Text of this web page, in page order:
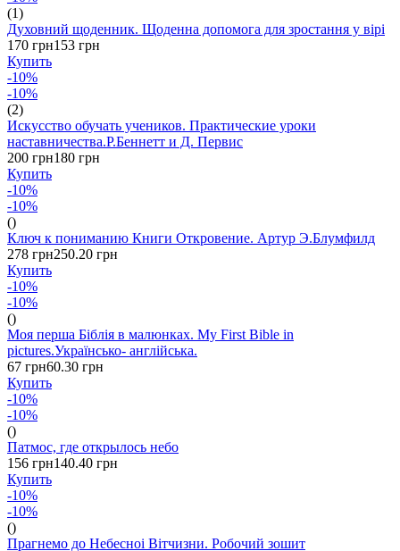
(1)
Духовний щоденник. Щоденна допомога для зростання у вірі
170 грн153 грн
Купить
-10%
-10%
(2)
Искусство обучать учеников. Практические уроки
наставничества.Р.Беннетт и Д. Первис
200 грн180 грн
Купить
-10%
-10%
()
Ключ к пониманию Книги Откровение. Артур Э.Блумфилд
278 грн250.20 грн
Купить
-10%
-10%
()
Моя перша Біблія в малюнках. My First Bible in
pictures.Українсько- англійська.
67 грн60.30 грн
Купить
-10%
-10%
()
Патмос, где открылось небо
156 грн140.40 грн
Купить
-10%
-10%
()
Прагнемо до Небесноі Вітчизни. Робочий зошит